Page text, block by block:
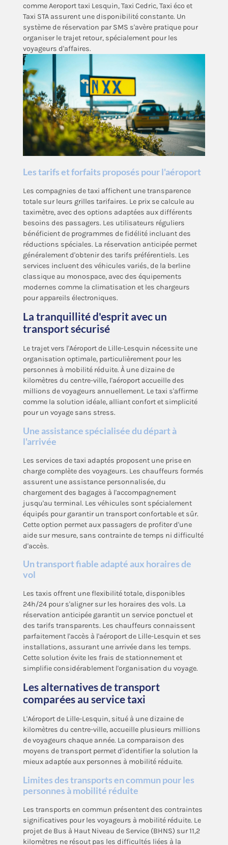
comme Aeroport taxi Lesquin, Taxi Cedric, Taxi éco et
Taxi STA assurent une disponibilité constante. Un
système de réservation par SMS s'avère pratique pour
organiser le trajet retour, spécialement pour les
voyageurs d'affaires.
Les tarifs et forfaits proposés pour l'aéroport
Les compagnies de taxi affichent une transparence
totale sur leurs grilles tarifaires. Le prix se calcule au
taximètre, avec des options adaptées aux différents
besoins des passagers. Les utilisateurs réguliers
bénéficient de programmes de fidélité incluant des
réductions spéciales. La réservation anticipée permet
généralement d'obtenir des tarifs préférentiels. Les
services incluent des véhicules variés, de la berline
classique au monospace, avec des équipements
modernes comme la climatisation et les chargeurs
pour appareils électroniques.
La tranquillité d'esprit avec un
transport sécurisé
Le trajet vers l'Aéroport de Lille-Lesquin nécessite une
organisation optimale, particulièrement pour les
personnes à mobilité réduite. À une dizaine de
kilomètres du centre-ville, l'aéroport accueille des
millions de voyageurs annuellement. Le taxi s'affirme
comme la solution idéale, alliant confort et simplicité
pour un voyage sans stress.
Une assistance spécialisée du départ à
l'arrivée
Les services de taxi adaptés proposent une prise en
charge complète des voyageurs. Les chauffeurs formés
assurent une assistance personnalisée, du
chargement des bagages à l'accompagnement
jusqu'au terminal. Les véhicules sont spécialement
équipés pour garantir un transport confortable et sûr.
Cette option permet aux passagers de profiter d'une
aide sur mesure, sans contrainte de temps ni difficulté
d'accès.
Un transport fiable adapté aux horaires de
vol
Les taxis offrent une flexibilité totale, disponibles
24h/24 pour s'aligner sur les horaires des vols. La
réservation anticipée garantit un service ponctuel et
des tarifs transparents. Les chauffeurs connaissent
parfaitement l'accès à l'aéroport de Lille-Lesquin et ses
installations, assurant une arrivée dans les temps.
Cette solution évite les frais de stationnement et
simplifie considérablement l'organisation du voyage.
Les alternatives de transport
comparées au service taxi
L'Aéroport de Lille-Lesquin, situé à une dizaine de
kilomètres du centre-ville, accueille plusieurs millions
de voyageurs chaque année. La comparaison des
moyens de transport permet d'identifier la solution la
mieux adaptée aux personnes à mobilité réduite.
Limites des transports en commun pour les
personnes à mobilité réduite
Les transports en commun présentent des contraintes
significatives pour les voyageurs à mobilité réduite. Le
projet de Bus à Haut Niveau de Service (BHNS) sur 11,2
kilomètres ne résout pas les difficultés liées à la